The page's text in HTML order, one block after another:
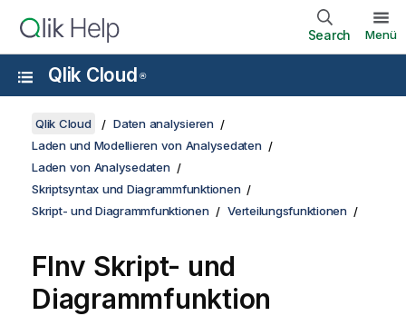
Search Menü
Qlik Cloud ®
Qlik Cloud
Daten analysieren
Laden und Modellieren von Analysedaten
Laden von Analysedaten
Skriptsyntax und Diagrammfunktionen
Skript- und Diagrammfunktionen
Verteilungsfunktionen
FInv Skript- und
Diagrammfunktion